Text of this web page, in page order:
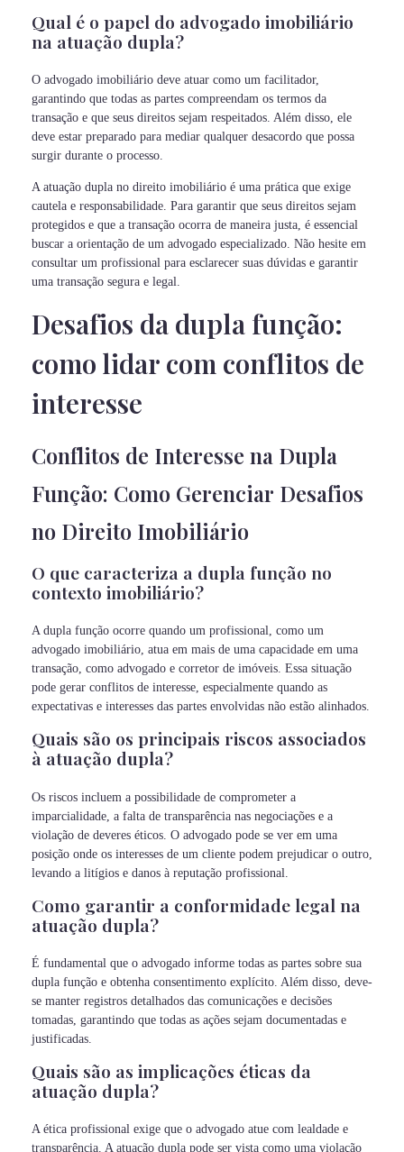
Qual é o papel do advogado imobiliário
na atuação dupla?
O advogado imobiliário deve atuar como um facilitador,
garantindo que todas as partes compreendam os termos da
transação e que seus direitos sejam respeitados. Além disso, ele
deve estar preparado para mediar qualquer desacordo que possa
surgir durante o processo.
A atuação dupla no direito imobiliário é uma prática que exige
cautela e responsabilidade. Para garantir que seus direitos sejam
protegidos e que a transação ocorra de maneira justa, é essencial
buscar a orientação de um advogado especializado. Não hesite em
consultar um profissional para esclarecer suas dúvidas e garantir
uma transação segura e legal.
Desafios da dupla função:
como lidar com conflitos de
interesse
Conflitos de Interesse na Dupla
Função: Como Gerenciar Desafios
no Direito Imobiliário
O que caracteriza a dupla função no
contexto imobiliário?
A dupla função ocorre quando um profissional, como um
advogado imobiliário, atua em mais de uma capacidade em uma
transação, como advogado e corretor de imóveis. Essa situação
pode gerar conflitos de interesse, especialmente quando as
expectativas e interesses das partes envolvidas não estão alinhados.
Quais são os principais riscos associados
à atuação dupla?
Os riscos incluem a possibilidade de comprometer a
imparcialidade, a falta de transparência nas negociações e a
violação de deveres éticos. O advogado pode se ver em uma
posição onde os interesses de um cliente podem prejudicar o outro,
levando a litígios e danos à reputação profissional.
Como garantir a conformidade legal na
atuação dupla?
É fundamental que o advogado informe todas as partes sobre sua
dupla função e obtenha consentimento explícito. Além disso, deve-
se manter registros detalhados das comunicações e decisões
tomadas, garantindo que todas as ações sejam documentadas e
justificadas.
Quais são as implicações éticas da
atuação dupla?
A ética profissional exige que o advogado atue com lealdade e
transparência. A atuação dupla pode ser vista como uma violação